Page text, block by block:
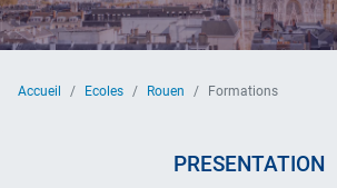
Accueil Ecoles Rouen Formations
PRESENTATION